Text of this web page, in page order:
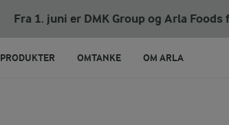
Fra 1. juni er DMK Group og Arla Foods
PRODUKTER OMTANKE OM ARLA